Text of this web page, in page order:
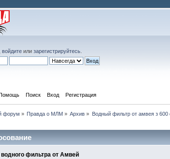
войдите илизарегистрируйтесь
Поиск Вход Регистрация
форум » Правда о МЛМ » Архив » Водный фильтр от амвея з 600
фильтра от Амвей